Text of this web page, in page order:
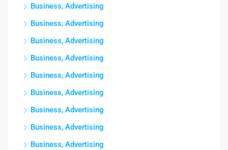
Business, Advertising
Business, Advertising
Business, Advertising
Business, Advertising
Business, Advertising
Business, Advertising
Business, Advertising
Business, Advertising
Business, Advertising